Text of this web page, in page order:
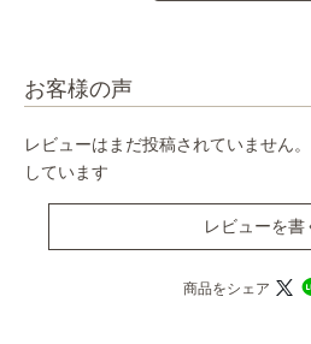
お客様の声
レビューはまだ投稿されていません
しています
レビューを書
商品をシェア